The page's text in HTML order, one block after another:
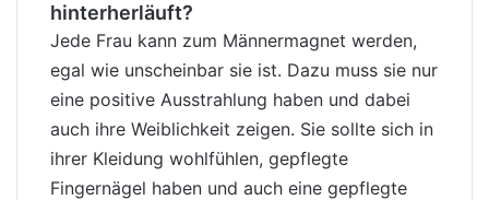
hinterherläuft?
Jede Frau kann zum Männermagnet werden,
egal wie unscheinbar sie ist. Dazu muss sie nur
eine positive Ausstrahlung haben und dabei
auch ihre Weiblichkeit zeigen. Sie sollte sich in
ihrer Kleidung wohlfühlen, gepflegte
Fingernägel haben und auch eine gepflegte